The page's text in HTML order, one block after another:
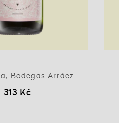
Bodegas Arráez
313 Kč